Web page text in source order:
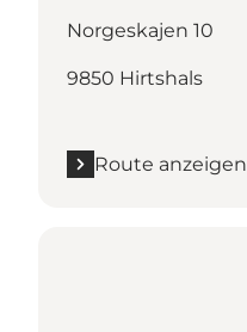
Norgeskajen 10
9850 Hirtshals
Route anzeigen